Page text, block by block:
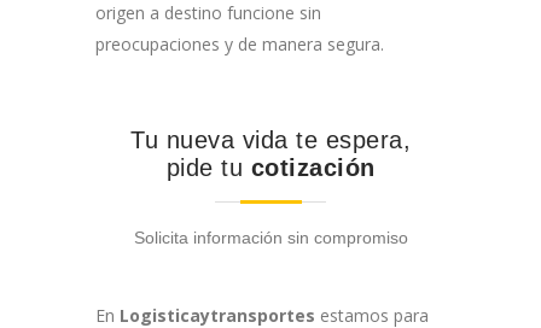
origen a destino funcione sin
preocupaciones y de manera segura.
Tu nueva vida te espera,
pide tu cotización
Solicita información sin compromiso
En Logisticaytransportes estamos para